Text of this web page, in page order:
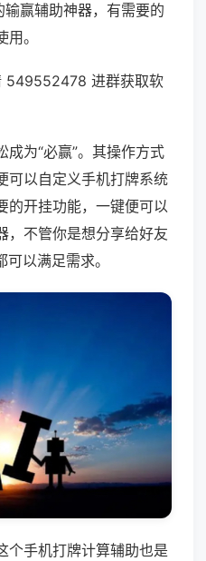
输赢辅助神器，有需要的
。
549552478 进群获取软
为“必赢”。其操作方式
可以自定义手机打牌系统
的开挂功能，一键便可以
，不管你是想分享给好友
以满足需求。
个手机打牌计算辅助也是